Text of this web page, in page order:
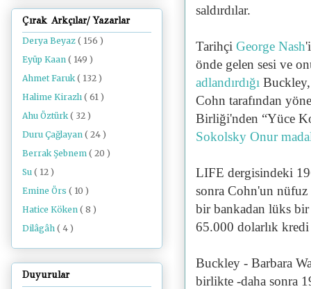
saldırdılar.
Tarihçi George Nash
önde gelen sesi ve
adlandırdığı
Cohn tarafından
Birliği'nden “Yüce
Sokolsky Onur
LIFE dergisindeki
sonra Cohn'un
bir bankadan lüks
65.000 dolarlık kredi
Buckley - Barbara
birlikte -daha sonra
Çırak Arkçılar/ Yazarlar
Derya Beyaz ( 156 )
Eyüp Kaan ( 149 )
Ahmet Faruk ( 132 )
Halime Kirazlı ( 61 )
Ahu Öztürk ( 32 )
Duru Çağlayan ( 24 )
Berrak Şebnem ( 20 )
Su ( 12 )
Emine Örs ( 10 )
Hatice Köken ( 8 )
Dilâgâh ( 4 )
Duyurular